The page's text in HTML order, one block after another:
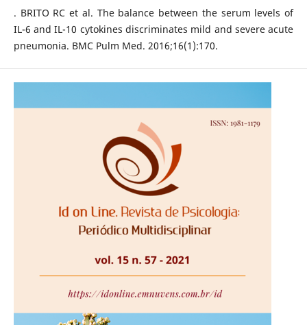
. BRITO RC et al. The balance between the serum levels of
IL-6 and IL-10 cytokines discriminates mild and severe acute
pneumonia. BMC Pulm Med. 2016;16(1):170.